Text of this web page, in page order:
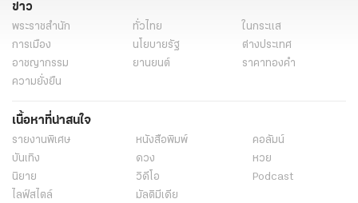
ข่าว
พระราชสำนัก ทั่วไทย
ในกระแส
การเมือง
นโยบายรัฐ
ต่างประเทศ
อาชญากรรม
ยานยนต์
ราคาทองคำ
ความยั่งยืน
เนื้อหาที่น่าสนใจ
รายงานพิเศษ หนังสือพิมพ์
คอลัมน์
บันเทิง
ดวง
หวย
นิยาย
วิดีโอ
Podcast
ไลฟ์สไตล์
มัลติมีเดีย